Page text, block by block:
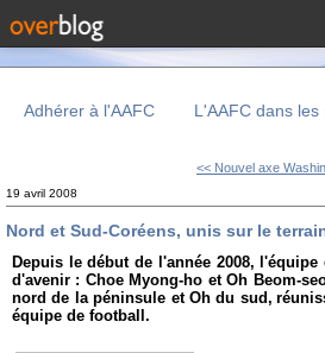
Adhérer à l'AAFC L'AAFC dans les
<< Nouvel axe
19 avril 2008
Nord et Sud-Coréens, unis sur le
Depuis le début de l'année 2008,
d'avenir : Choe Myong-ho et Oh Beom-
nord de la péninsule et Oh du sud,
équipe de football.